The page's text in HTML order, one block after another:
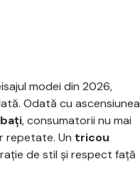
modei din 2026,
Odată cu ascensiunea
, consumatorii nu mai
repetate. Un tricou
de stil și respect față